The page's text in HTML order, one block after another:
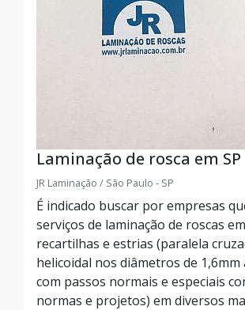
Laminação de rosca em SP
JR Laminação / São Paulo - SP
É indicado buscar por empresas
serviços de laminação de roscas
recartilhas e estrias (paralela
helicoidal nos diâmetros de 1,6mm
com passos normais e especiais
normas e projetos) em diversos